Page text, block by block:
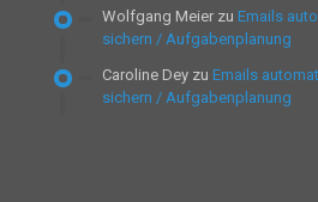
Wolfgang Meier zu Emails
sichern / Aufgabenplanung
Caroline Dey zu Emails
sichern / Aufgabenplanung